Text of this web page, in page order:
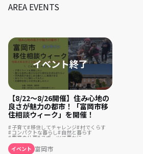
AREA EVENTS
【8/22～8/26開催】住み心地の
良さが魅力の都市！「富岡市移
住相談ウィーク」を開催！
子育て 移住してチャレンジ 村でくらす
コンパクトな暮らし 自然と暮らす
農業の仕事 スポーツで豊かに
リノベーション・リフォームして
まちづくり 温泉の近く
イベント 富岡市